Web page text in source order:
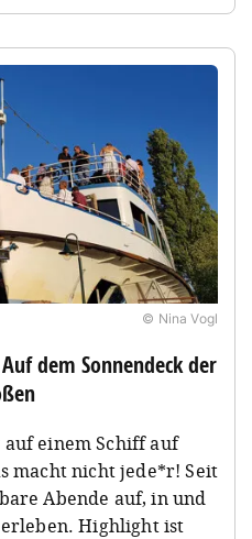
© Nina Vogl
dem Sonnendeck der
auf einem Schiff auf
macht nicht jede*r! Seit
Abende auf, in und
Highlight ist